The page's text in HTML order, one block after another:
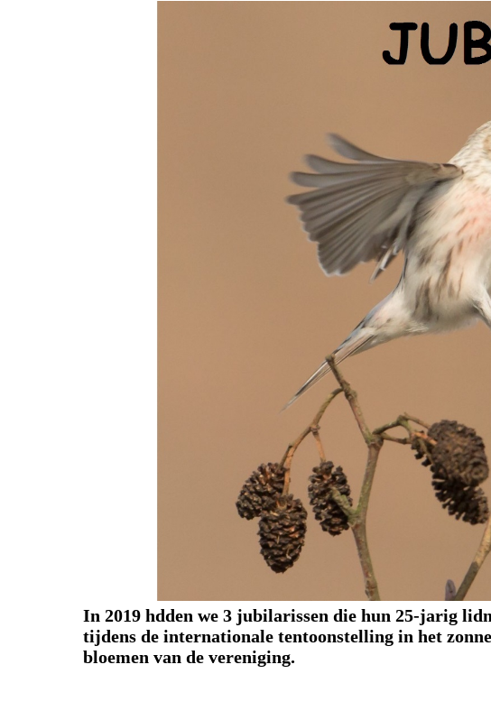
In 2019 hdden we 3 jubilarissen die hun 25-jarig
tijdens de internationale tentoonstelling in het
bloemen van de vereniging.